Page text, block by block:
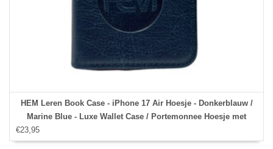
HEM Leren Book Case - iPhone 17 Air Hoesje - Donkerblauw /
Marine Blue - Luxe Wallet Case / Portemonnee Hoesje met
Pasjeshouder en Bescherming - iPhone 17 Air Bookcase
€23,95